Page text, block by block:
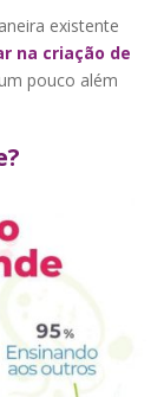
existente
na criação de
pouco além